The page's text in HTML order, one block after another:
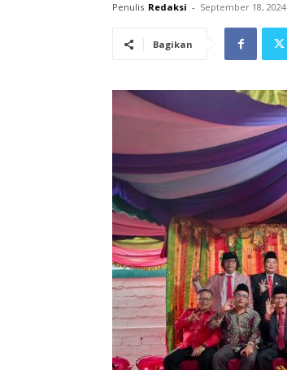
Penulis Redaksi - September 18, 2024
Bagikan